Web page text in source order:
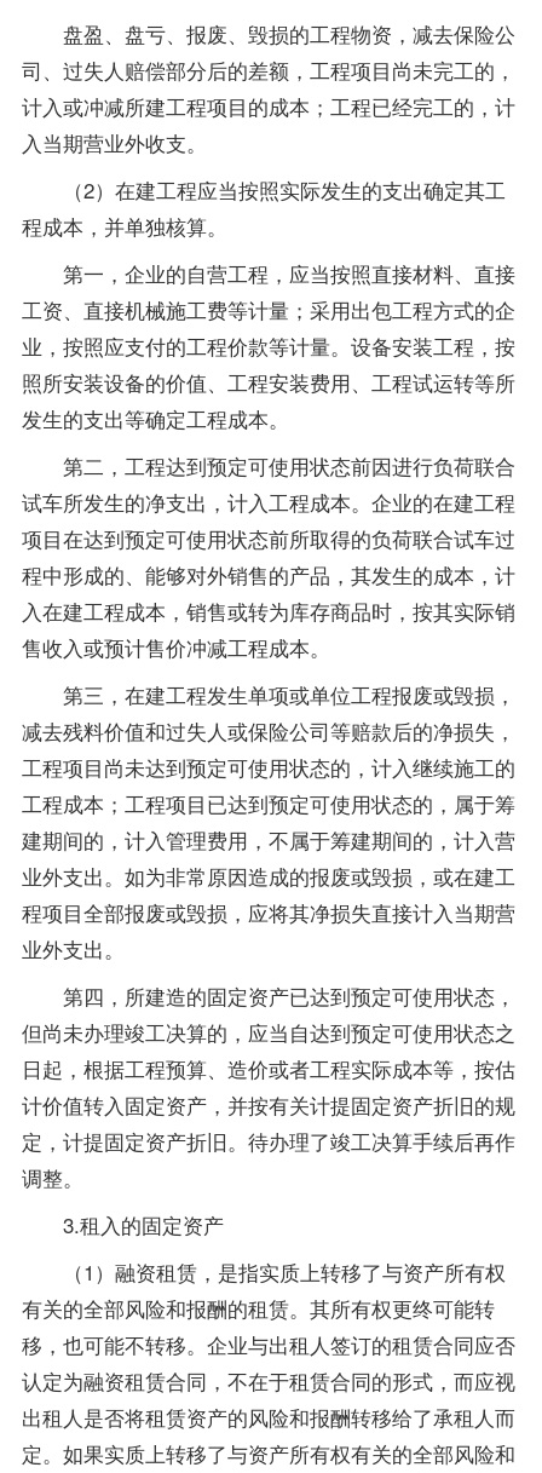
盘盈、盘亏、报废、毁损的工程物资，减去保险公
司、过失人赔偿部分后的差额，工程项目尚未完工的，
计入或冲减所建工程项目的成本；工程已经完工的，计
入当期营业外收支。
（2）在建工程应当按照实际发生的支出确定其工
程成本，并单独核算。
第一，企业的自营工程，应当按照直接材料、直接
工资、直接机械施工费等计量；采用出包工程方式的企
业，按照应支付的工程价款等计量。设备安装工程，按
照所安装设备的价值、工程安装费用、工程试运转等所
发生的支出等确定工程成本。
第二，工程达到预定可使用状态前因进行负荷联合
试车所发生的净支出，计入工程成本。企业的在建工程
项目在达到预定可使用状态前所取得的负荷联合试车过
程中形成的、能够对外销售的产品，其发生的成本，计
入在建工程成本，销售或转为库存商品时，按其实际销
售收入或预计售价冲减工程成本。
第三，在建工程发生单项或单位工程报废或毁损，
减去残料价值和过失人或保险公司等赔款后的净损失，
工程项目尚未达到预定可使用状态的，计入继续施工的
工程成本；工程项目已达到预定可使用状态的，属于筹
建期间的，计入管理费用，不属于筹建期间的，计入营
业外支出。如为非常原因造成的报废或毁损，或在建工
程项目全部报废或毁损，应将其净损失直接计入当期营
业外支出。
第四，所建造的固定资产已达到预定可使用状态，
但尚未办理竣工决算的，应当自达到预定可使用状态之
日起，根据工程预算、造价或者工程实际成本等，按估
计价值转入固定资产，并按有关计提固定资产折旧的规
定，计提固定资产折旧。待办理了竣工决算手续后再作
调整。
3.租入的固定资产
（1）融资租赁，是指实质上转移了与资产所有权
有关的全部风险和报酬的租赁。其所有权更终可能转
移，也可能不转移。企业与出租人签订的租赁合同应否
认定为融资租赁合同，不在于租赁合同的形式，而应视
出租人是否将租赁资产的风险和报酬转移给了承租人而
定。如果实质上转移了与资产所有权有关的全部风险和